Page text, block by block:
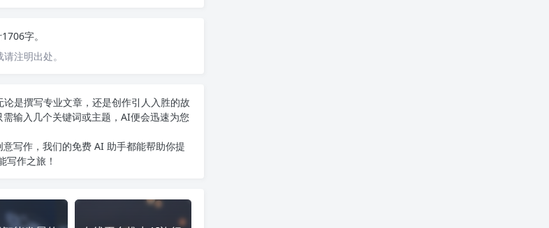
字。
注明出处。
是撰写专业文章，还是创作引人入胜的故
输入几个关键词或主题，AI便会迅速为您
写作，我们的免费 AI 助手都能帮助你提
写作之旅！